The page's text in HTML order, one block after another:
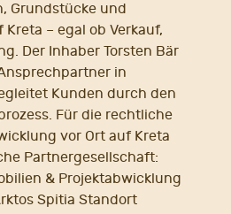
Grundstücke und
– egal ob Verkauf,
Der Inhaber Torsten Bär
in
Kunden durch den
Für die rechtliche
vor Ort auf Kreta
Partnergesellschaft:
& Projektabwicklung
Spitia Standort